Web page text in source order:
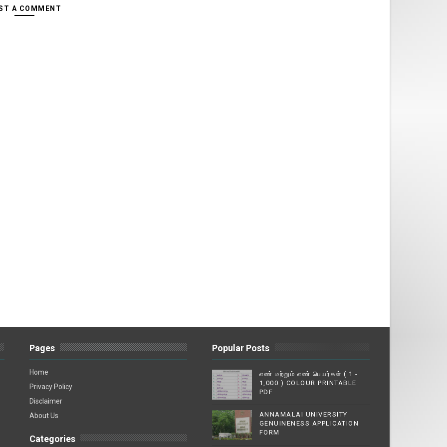
A COMMENT
Pages
Home
Privacy Policy
Disclaimer
About Us
Categories
Popular Posts
எண் மற்றும் எண் பெயர்கள் ( 1 -
1,000 ) COLOUR PRINTABLE
PDF
ANNAMALAI UNIVERSITY
GENUINENESS APPLICATION
FORM